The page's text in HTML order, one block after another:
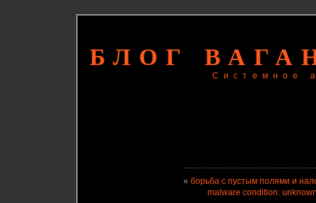
БЛОГ
Системное
« борьба с пустым полями и
malware condition: